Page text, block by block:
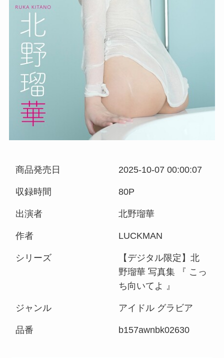
商品発売日 2025-10-07 00:00:07
収録時間 80P
出演者 北野瑠華
作者 LUCKMAN
シリーズ
【デジタル限定】北
野瑠華 写真集 『 こっ
ち向いてよ 』
ジャンル アイドル グラビア
品番 b157awnbk02630